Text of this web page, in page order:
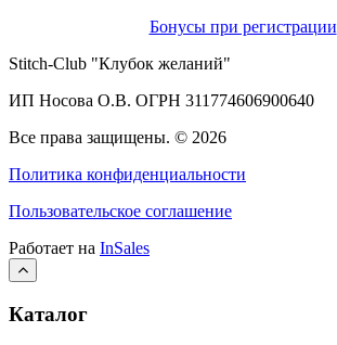
Бонусы при регистрации
Stitch-Club "Клубок желаний"
ИП Носова О.В. ОГРН 311774606900640
Все права защищены. © 2026
Политика конфиденциальности
Пользовательское соглашение
Работает на InSales
Каталог